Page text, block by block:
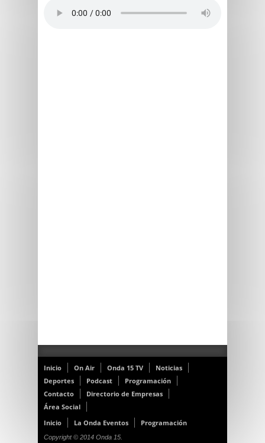
Inicio On Air Onda 15 TV
Noticias
Deportes
Podcast
Programación
Contacto
Directorio de Empresas
Área Social
Inicio
La Onda Eventos Programación
Copyright © 2014 Onda 15.